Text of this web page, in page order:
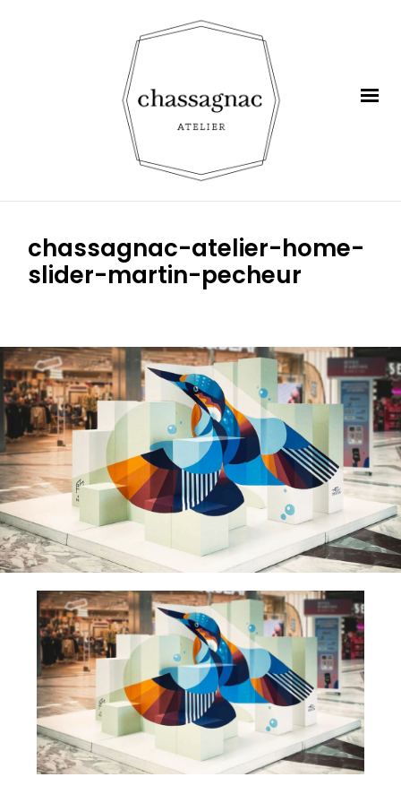
chassagnac-atelier-home-
slider-martin-pecheur